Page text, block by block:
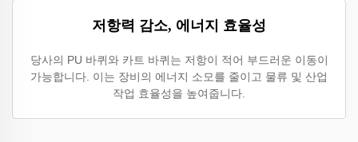
저항력 감소, 에너지 효율성
당사의 PU 바퀴와 카트 바퀴는 저항이 적어 부드러운 이동이
가능합니다. 이는 장비의 에너지 소모를 줄이고 물류 및 산업
작업 효율성을 높여줍니다.